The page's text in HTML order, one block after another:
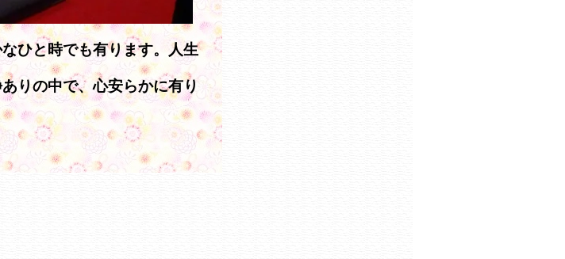
ひと時でも有ります。人生
りの中で、心安らかに有り